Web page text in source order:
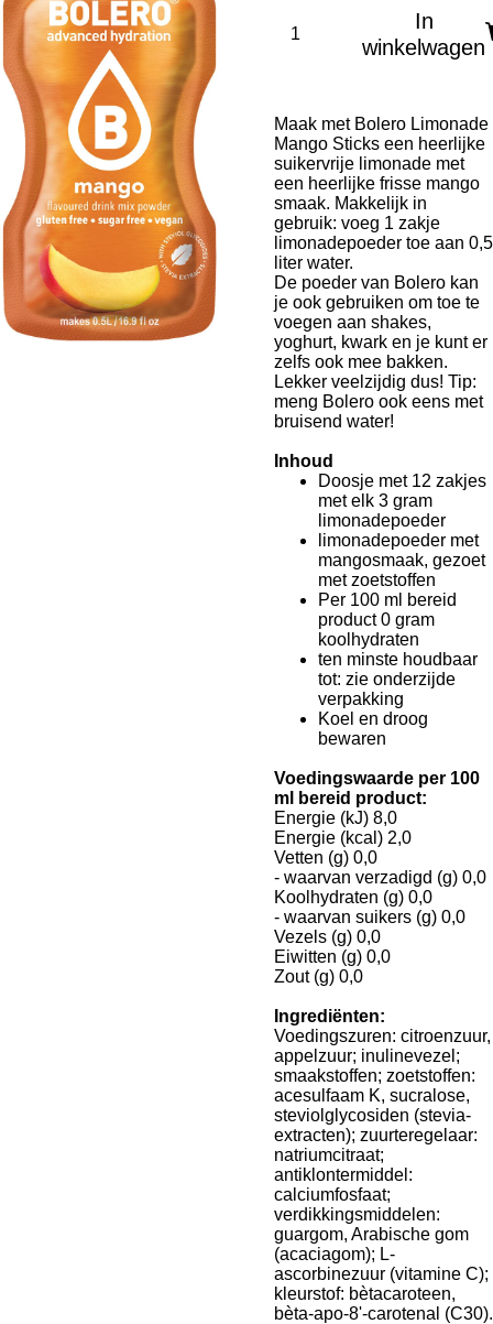
In
winkelwagen
Maak met Bolero Limonade
Mango Sticks een heerlijke
suikervrije limonade met
een heerlijke frisse mango
smaak. Makkelijk in
gebruik: voeg 1 zakje
limonadepoeder toe aan 0,5
liter water.
De poeder van Bolero kan
je ook gebruiken om toe te
voegen aan shakes,
yoghurt, kwark en je kunt er
zelfs ook mee bakken.
Lekker veelzijdig dus! Tip:
meng Bolero ook eens met
bruisend water!
Inhoud
Doosje met 12 zakjes
met elk 3 gram
limonadepoeder
limonadepoeder met
mangosmaak, gezoet
met zoetstoffen
Per 100 ml bereid
product 0 gram
koolhydraten
ten minste houdbaar
tot: zie onderzijde
verpakking
Koel en droog
bewaren
Voedingswaarde per 100
ml bereid product:
Energie (kJ) 8,0
Energie (kcal) 2,0
Vetten (g) 0,0
- waarvan verzadigd (g) 0,0
Koolhydraten (g) 0,0
- waarvan suikers (g) 0,0
Vezels (g) 0,0
Eiwitten (g) 0,0
Zout (g) 0,0
Ingrediënten:
Voedingszuren: citroenzuur,
appelzuur; inulinevezel;
smaakstoffen; zoetstoffen:
acesulfaam K, sucralose,
steviolglycosiden (stevia-
extracten); zuurteregelaar:
natriumcitraat;
antiklontermiddel:
calciumfosfaat;
verdikkingsmiddelen:
guargom, Arabische gom
(acaciagom); L-
ascorbinezuur (vitamine C);
kleurstof: bètacaroteen,
bèta-apo-8'-carotenal (C30).